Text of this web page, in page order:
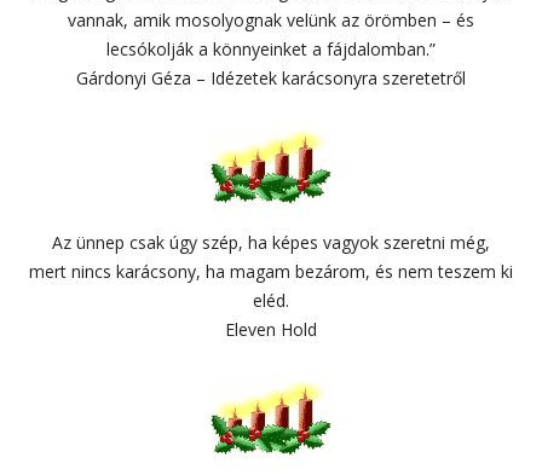
vannak, amik mosolyognak velünk az örömben – és
lecsókolják a könnyeinket a fájdalomban.”
Gárdonyi Géza – Idézetek karácsonyra szeretetről
Az ünnep csak úgy szép, ha képes vagyok szeretni még,
mert nincs karácsony, ha magam bezárom, és nem teszem ki
eléd.
Eleven Hold